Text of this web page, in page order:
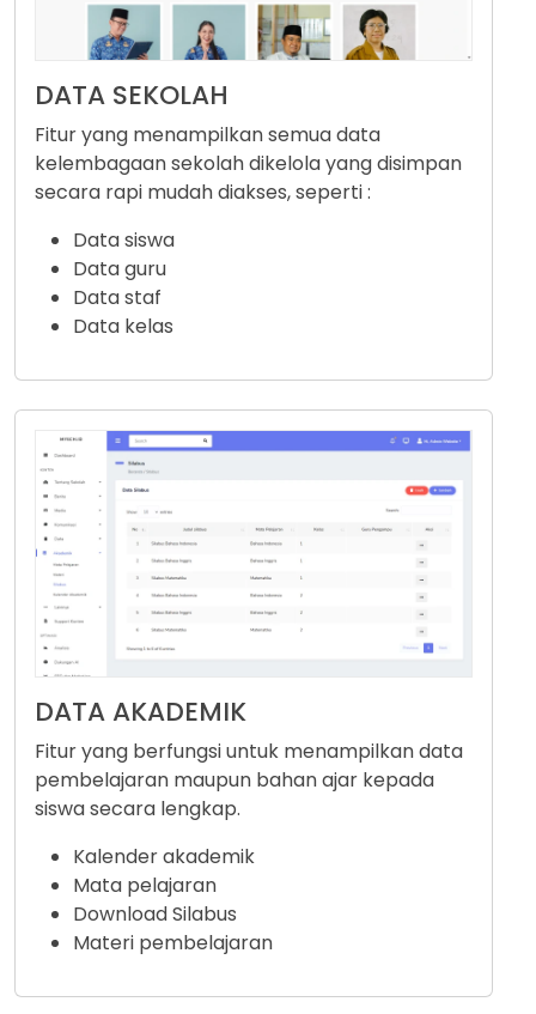
DATA SEKOLAH
Fitur yang menampilkan semua data
kelembagaan sekolah dikelola yang disimpan
secara rapi mudah diakses, seperti :
Data siswa
Data guru
Data staf
Data kelas
DATA AKADEMIK
Fitur yang berfungsi untuk menampilkan data
pembelajaran maupun bahan ajar kepada
siswa secara lengkap.
Kalender akademik
Mata pelajaran
Download Silabus
Materi pembelajaran